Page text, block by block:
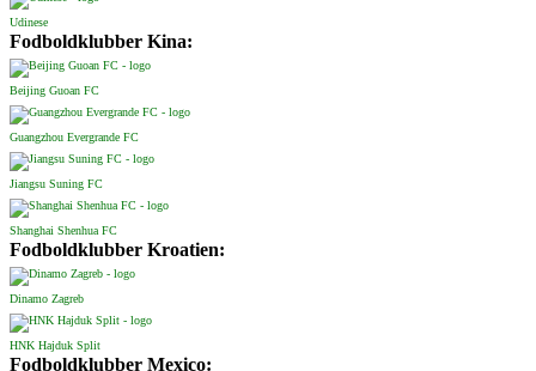
Udinese
Fodboldklubber Kina:
Beijing Guoan FC
Guangzhou Evergrande FC
Jiangsu Suning FC
Shanghai Shenhua FC
Fodboldklubber Kroatien:
Dinamo Zagreb
HNK Hajduk Split
Fodboldklubber Mexico: